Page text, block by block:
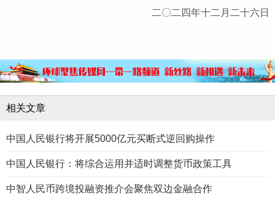
二〇二四年十二月二十六日
相关文章
中国人民银行将开展5000亿元买断式逆回购操作
中国人民银行：将综合运用并适时调整货币政策工具
中智人民币跨境投融资推介会聚焦双边金融合作